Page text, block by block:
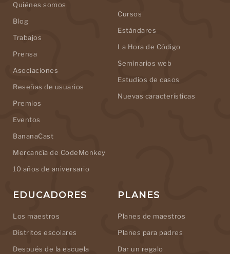
Quiénes somos
Blog
Trabajos
Prensa
Asociaciones
Reseñas de usuarios
Premios
Eventos
BananaCast
Mercancía de CodeMonkey
10 años de aniversario
Cursos
Estándares
La Hora de Código
Seminarios web
Estudios de casos
Nuevas características
EDUCADORES
Los maestros
Distritos escolares
Después de la escuela
PLANES
Planes de maestros
Planes para padres
Dar un regalo